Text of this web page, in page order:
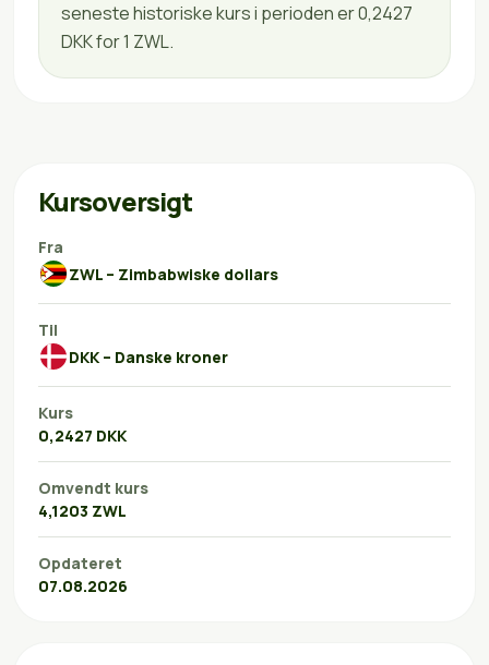
seneste historiske kurs i perioden er 0,2427
DKK for 1 ZWL.
Kursoversigt
Fra
ZWL – Zimbabwiske dollars
Til
DKK – Danske kroner
Kurs
0,2427 DKK
Omvendt kurs
4,1203 ZWL
Opdateret
07.08.2026